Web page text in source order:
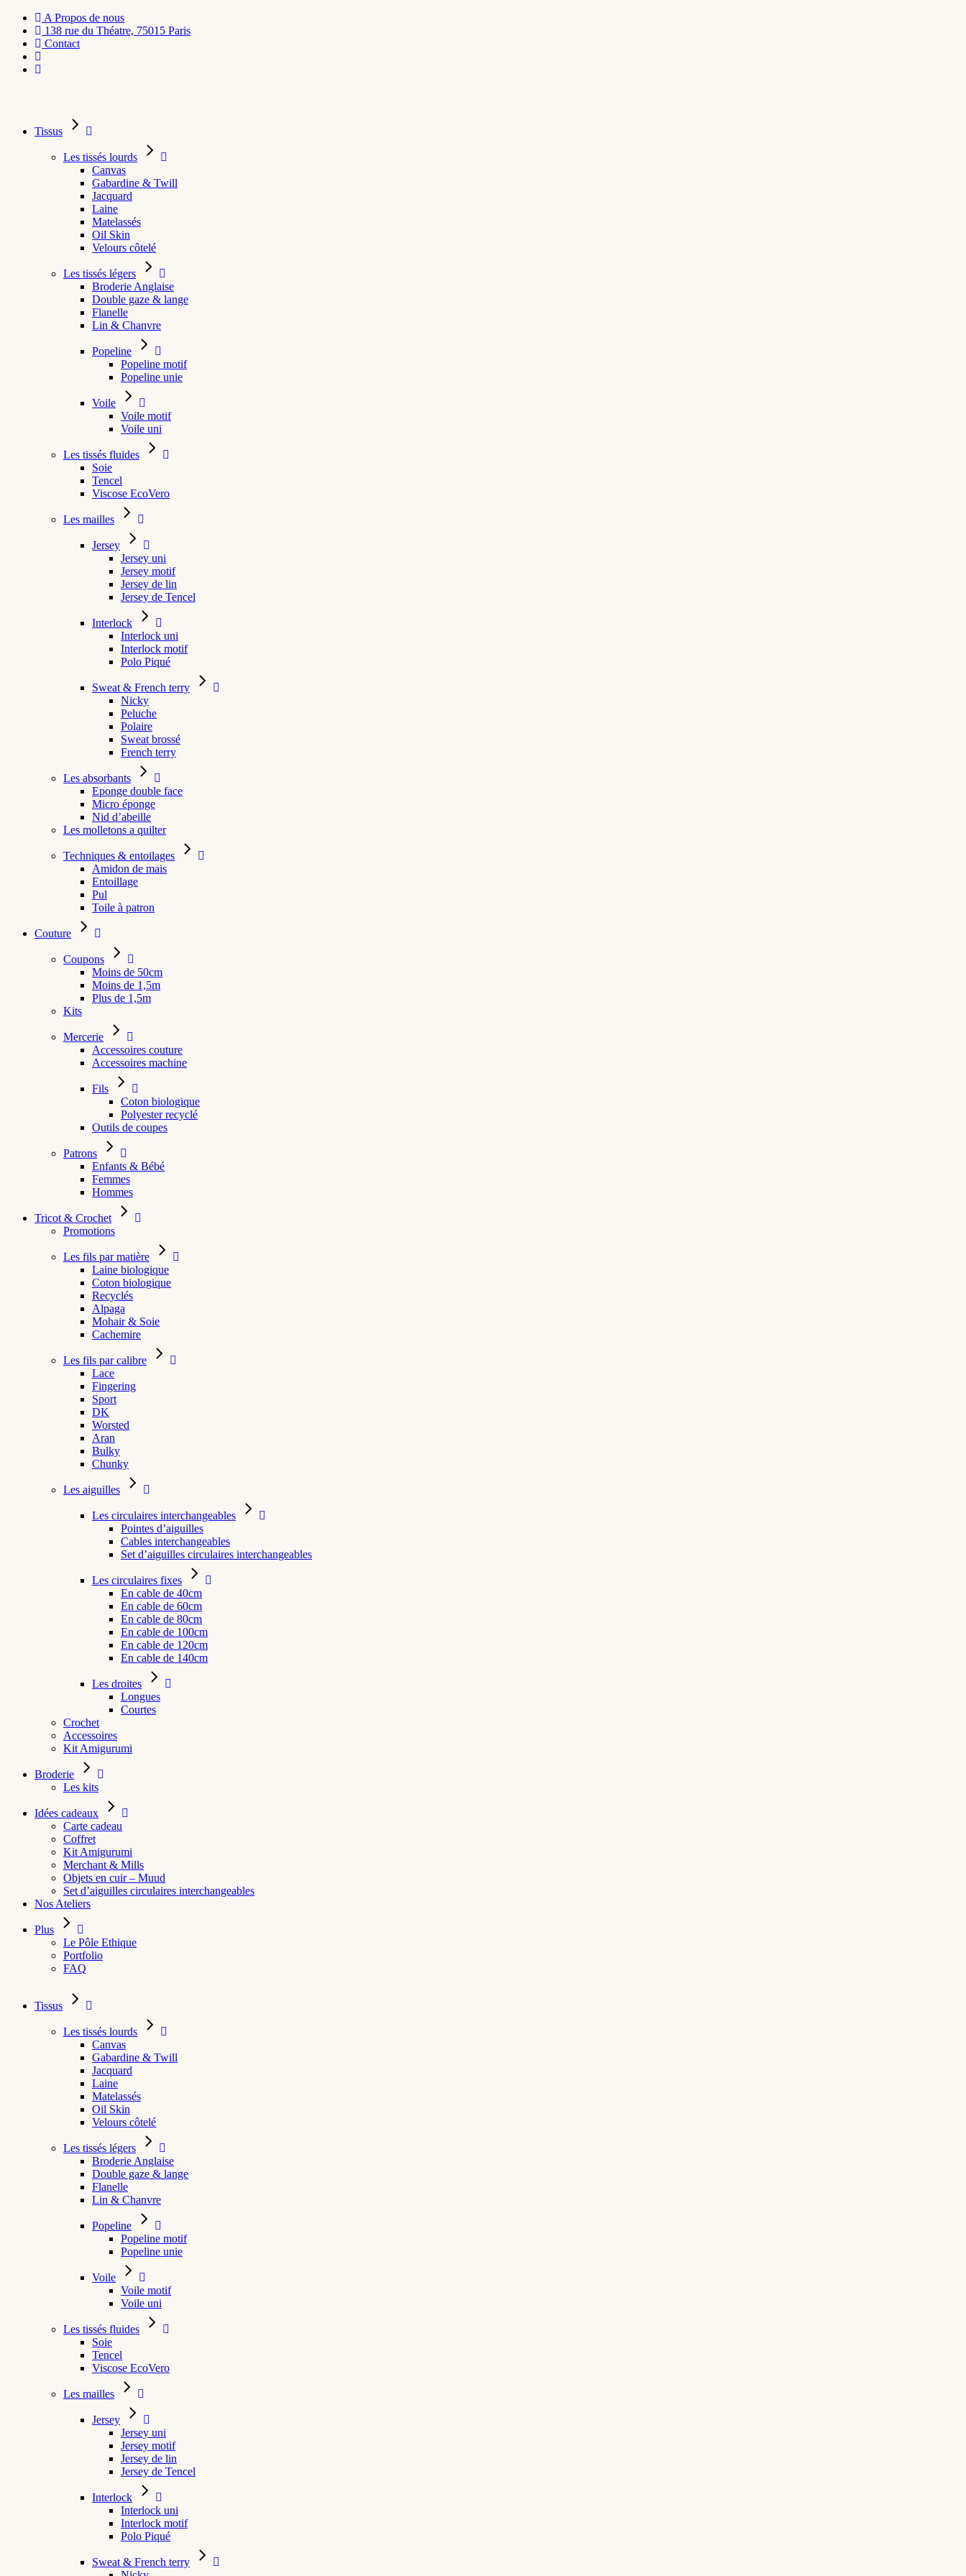
A Propos de nous
138 rue du Théatre, 75015 Paris
Contact
Tissus
Les tissés lourds
Canvas
Gabardine & Twill
Jacquard
Laine
Matelassés
Oil Skin
Velours côtelé
Les tissés légers
Broderie Anglaise
Double gaze & lange
Flanelle
Lin & Chanvre
Popeline
Popeline motif
Popeline unie
Voile
Voile motif
Voile uni
Les tissés fluides
Soie
Tencel
Viscose EcoVero
Les mailles
Jersey
Jersey uni
Jersey motif
Jersey de lin
Jersey de Tencel
Interlock
Interlock uni
Interlock motif
Polo Piqué
Sweat & French terry
Nicky
Peluche
Polaire
Sweat brossé
French terry
Les absorbants
Eponge double face
Micro éponge
Nid d’abeille
Les molletons a quilter
Techniques & entoilages
Amidon de mais
Entoillage
Pul
Toile à patron
Couture
Coupons
Moins de 50cm
Moins de 1,5m
Plus de 1,5m
Kits
Mercerie
Accessoires couture
Accessoires machine
Fils
Coton biologique
Polyester recyclé
Outils de coupes
Patrons
Enfants & Bébé
Femmes
Hommes
Tricot & Crochet
Promotions
Les fils par matière
Laine biologique
Coton biologique
Recyclés
Alpaga
Mohair & Soie
Cachemire
Les fils par calibre
Lace
Fingering
Sport
DK
Worsted
Aran
Bulky
Chunky
Les aiguilles
Les circulaires interchangeables
Pointes d’aiguilles
Cables interchangeables
Set d’aiguilles circulaires interchangeables
Les circulaires fixes
En cable de 40cm
En cable de 60cm
En cable de 80cm
En cable de 100cm
En cable de 120cm
En cable de 140cm
Les droites
Longues
Courtes
Crochet
Accessoires
Kit Amigurumi
Broderie
Les kits
Idées cadeaux
Carte cadeau
Coffret
Kit Amigurumi
Merchant & Mills
Objets en cuir – Muud
Set d’aiguilles circulaires interchangeables
Nos Ateliers
Plus
Le Pôle Ethique
Portfolio
FAQ
Tissus
Les tissés lourds
Canvas
Gabardine & Twill
Jacquard
Laine
Matelassés
Oil Skin
Velours côtelé
Les tissés légers
Broderie Anglaise
Double gaze & lange
Flanelle
Lin & Chanvre
Popeline
Popeline motif
Popeline unie
Voile
Voile motif
Voile uni
Les tissés fluides
Soie
Tencel
Viscose EcoVero
Les mailles
Jersey
Jersey uni
Jersey motif
Jersey de lin
Jersey de Tencel
Interlock
Interlock uni
Interlock motif
Polo Piqué
Sweat & French terry